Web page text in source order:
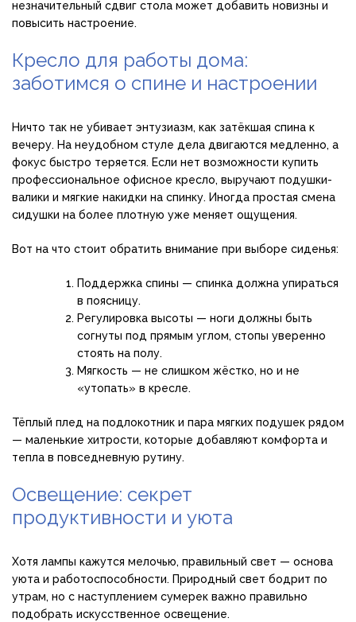
незначительный сдвиг стола может добавить новизны и
повысить настроение.
Кресло для работы дома:
заботимся о спине и настроении
Ничто так не убивает энтузиазм, как затёкшая спина к
вечеру. На неудобном стуле дела двигаются медленно, а
фокус быстро теряется. Если нет возможности купить
профессиональное офисное кресло, выручают подушки-
валики и мягкие накидки на спинку. Иногда простая смена
сидушки на более плотную уже меняет ощущения.
Вот на что стоит обратить внимание при выборе сиденья:
Поддержка спины — спинка должна упираться
в поясницу.
Регулировка высоты — ноги должны быть
согнуты под прямым углом, стопы уверенно
стоять на полу.
Мягкость — не слишком жёстко, но и не
«утопать» в кресле.
Тёплый плед на подлокотник и пара мягких подушек рядом
— маленькие хитрости, которые добавляют комфорта и
тепла в повседневную рутину.
Освещение: секрет
продуктивности и уюта
Хотя лампы кажутся мелочью, правильный свет — основа
уюта и работоспособности. Природный свет бодрит по
утрам, но с наступлением сумерек важно правильно
подобрать искусственное освещение.